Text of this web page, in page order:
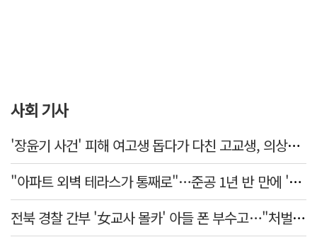
사회 기사
'장윤기 사건' 피해 여고생 돕다가 다친 고교생, 의상자 인정
"아파트 외벽 테라스가 통째로"…준공 1년 반 만에 '아찔 사고'
전북 경찰 간부 '女교사 몰카' 아들 폰 부수고…"처벌 못하는 사안" 내부망에 글